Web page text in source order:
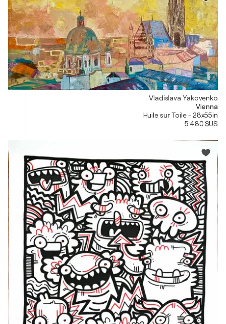
Vladislava Yakovenko
Vienna
Huile sur Toile - 28x55in
5 480 $US